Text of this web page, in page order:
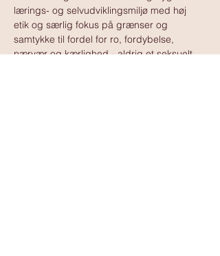
lærings- og selvudviklingsmiljø med høj
etik og særlig fokus på grænser og
samtykke til fordel for ro, fordybelse,
nærvær og kærlighed - aldrig et seksuelt